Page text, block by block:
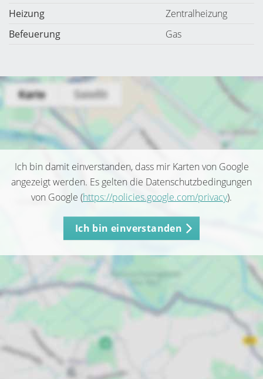
Heizung
Zentralheizung
Befeuerung
Gas
Ich bin damit einverstanden, dass mir Karten von Google
angezeigt werden. Es gelten die Datenschutzbedingungen
von Google (https://policies.google.com/privacy).
Ich bin einverstanden